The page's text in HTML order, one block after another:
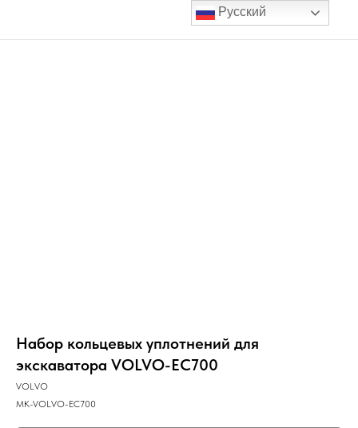
Русский
Набор кольцевых уплотнений для
экскаватора VOLVO-EC700
VOLVO
MK-VOLVO-EC700